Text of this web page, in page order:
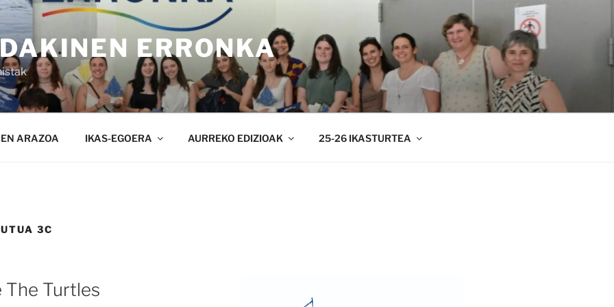
ERRONKA
ARAZOA IKAS-EGOERA AURREKO EDIZIOAK 25-26 IKASTURTEA
3C
The Turtles